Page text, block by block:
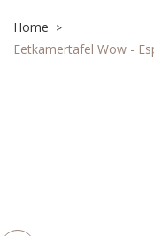
Home
Eetkamertafel Wow -